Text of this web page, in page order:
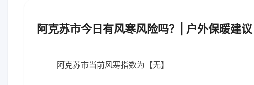
阿克苏市今日有风寒风险吗？| 户外保暖建议
阿克苏市当前风寒指数为【无】